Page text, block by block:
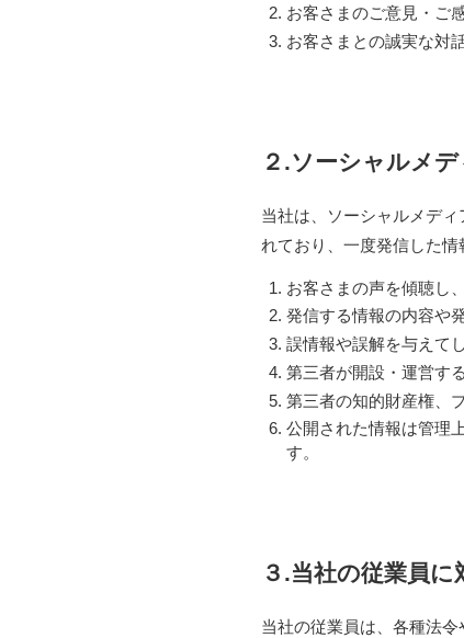
お客さまのご意見・ご
お客さまとの誠実な対
２.ソーシャルメ
当社は、ソーシャルメデ
れており、一度発信した
お客さまの声を傾聴し
発信する情報の内容や
誤情報や誤解を与えて
第三者が開設・運営す
第三者の知的財産権、
公開された情報は管理
す。
３.当社の従業員
当社の従業員は、各種法